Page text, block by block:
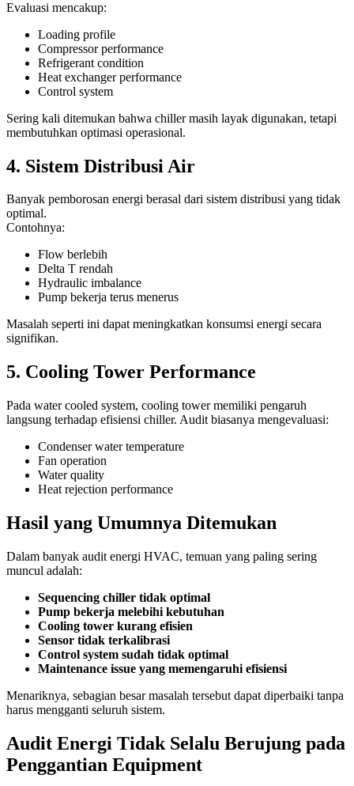
Evaluasi mencakup:
Loading profile
Compressor performance
Refrigerant condition
Heat exchanger performance
Control system
Sering kali ditemukan bahwa chiller masih layak digunakan, tetapi
membutuhkan optimasi operasional.
4. Sistem Distribusi Air
Banyak pemborosan energi berasal dari sistem distribusi yang tidak
optimal.
Contohnya:
Flow berlebih
Delta T rendah
Hydraulic imbalance
Pump bekerja terus menerus
Masalah seperti ini dapat meningkatkan konsumsi energi secara
signifikan.
5. Cooling Tower Performance
Pada water cooled system, cooling tower memiliki pengaruh
langsung terhadap efisiensi chiller. Audit biasanya mengevaluasi:
Condenser water temperature
Fan operation
Water quality
Heat rejection performance
Hasil yang Umumnya Ditemukan
Dalam banyak audit energi HVAC, temuan yang paling sering
muncul adalah:
Sequencing chiller tidak optimal
Pump bekerja melebihi kebutuhan
Cooling tower kurang efisien
Sensor tidak terkalibrasi
Control system sudah tidak optimal
Maintenance issue yang memengaruhi efisiensi
Menariknya, sebagian besar masalah tersebut dapat diperbaiki tanpa
harus mengganti seluruh sistem.
Audit Energi Tidak Selalu Berujung pada
Penggantian Equipment